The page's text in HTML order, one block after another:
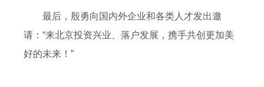
最后，殷勇向国内外企业和各类人才发出邀
请：“来北京投资兴业、落户发展，携手共创更加美
好的未来！”